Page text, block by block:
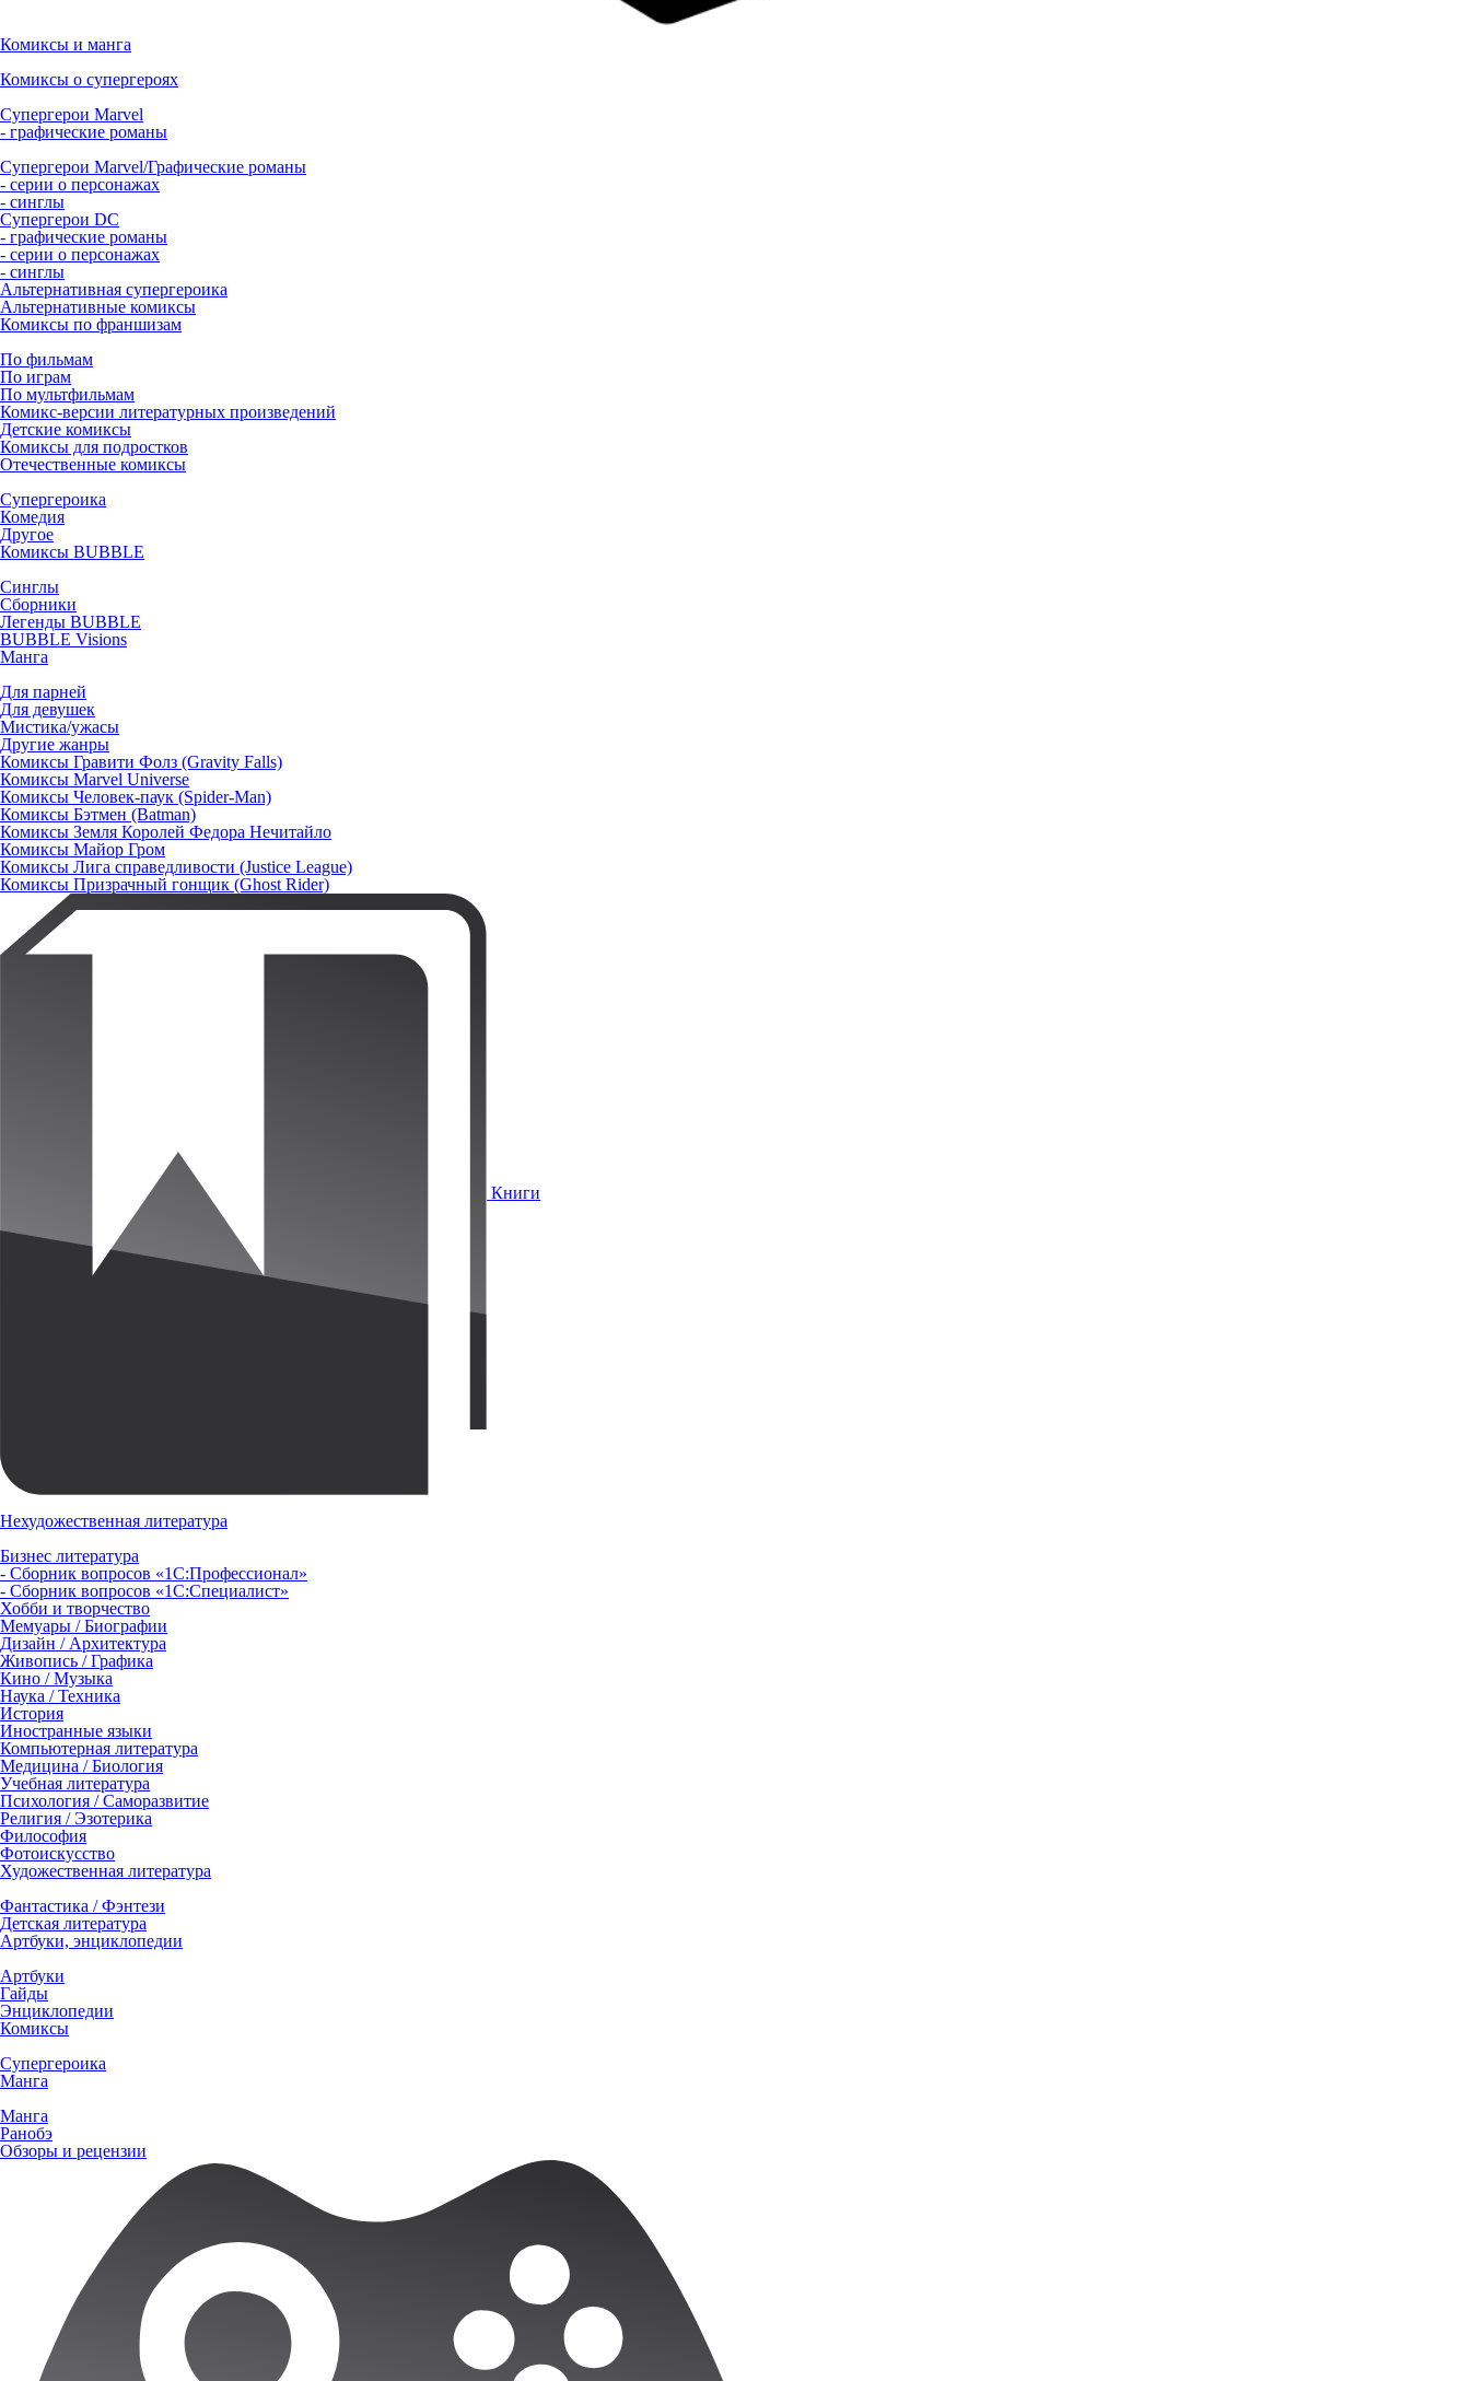
Комиксы и манга
Комиксы о супергероях
Супергерои Marvel
- графические романы
Супергерои Marvel/Графические романы
- серии о персонажах
- синглы
Супергерои DC
- графические романы
- серии о персонажах
- синглы
Альтернативная супергероика
Альтернативные комиксы
Комиксы по франшизам
По фильмам
По играм
По мультфильмам
Комикс-версии литературных произведений
Детские комиксы
Комиксы для подростков
Отечественные комиксы
Супергероика
Комедия
Другое
Комиксы BUBBLE
Синглы
Сборники
Легенды BUBBLE
BUBBLE Visions
Манга
Для парней
Для девушек
Мистика/ужасы
Другие жанры
Комиксы Гравити Фолз (Gravity Falls)
Комиксы Marvel Universe
Комиксы Человек-паук (Spider-Man)
Комиксы Бэтмен (Batman)
Комиксы Земля Королей Федора Нечитайло
Комиксы Майор Гром
Комиксы Лига справедливости (Justice League)
Комиксы Призрачный гонщик (Ghost Rider)
Книги
Нехудожественная литература
Бизнес литература
- Сборник вопросов «1С:Профессионал»
- Сборник вопросов «1С:Специалист»
Хобби и творчество
Мемуары / Биографии
Дизайн / Архитектура
Живопись / Графика
Кино / Музыка
Наука / Техника
История
Иностранные языки
Компьютерная литература
Медицина / Биология
Учебная литература
Психология / Саморазвитие
Религия / Эзотерика
Философия
Фотоискусство
Художественная литература
Фантастика / Фэнтези
Детская литература
Артбуки, энциклопедии
Артбуки
Гайды
Энциклопедии
Комиксы
Супергероика
Манга
Манга
Ранобэ
Обзоры и рецензии